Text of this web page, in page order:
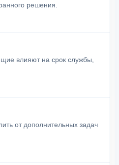
решения.
влияют на срок службы,
от дополнительных задач